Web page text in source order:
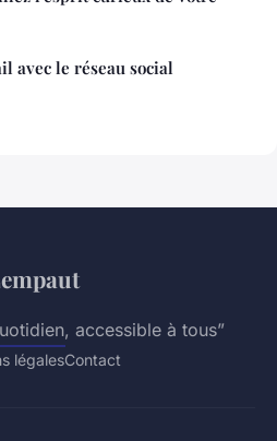
avec le réseau social
accessible à tous”
légalesContact